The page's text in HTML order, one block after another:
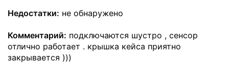
Недостатки: не обнаружено
Комментарий: подключаются шустро , сенсор
отлично работает . крышка кейса приятно
закрывается )))